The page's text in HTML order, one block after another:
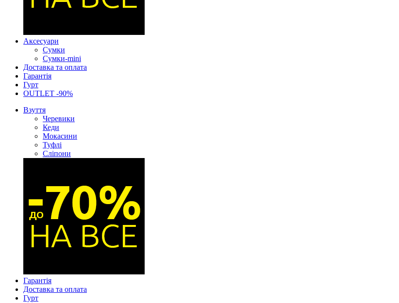
Аксесуари
Сумки
Сумки-mini
Доставка та оплата
Гарантія
Гурт
OUTLET -90%
Взуття
Черевики
Кеди
Мокасини
Туфлі
Сліпони
Гарантія
Доставка та оплата
Гурт